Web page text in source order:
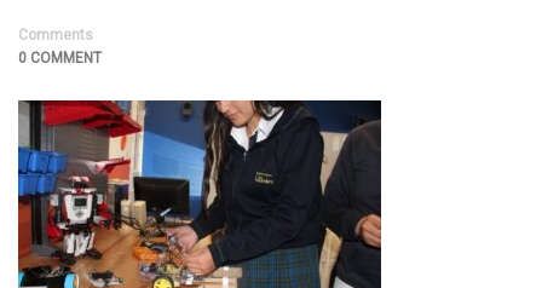
Comments
0 COMMENT